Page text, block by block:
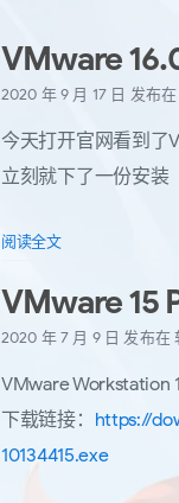
VMware
2020 年 9 月 17 日 发布
今天打开官网看到了
立刻就下了一份安装
阅读全文
VMware 15
2020 年 7 月 9 日 发布在
VMware Workstation
下载链接： https://
10134415.exe